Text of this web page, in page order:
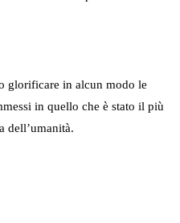
glorificare in alcun modo le
in quello che è stato il più
dell’umanità.